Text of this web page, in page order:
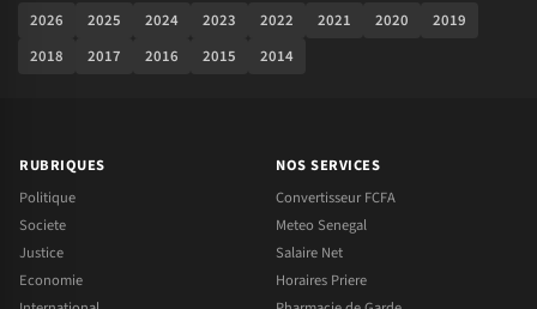
2026 2025 2024 2023 2022 2021 2020
2019
2018
2017 2016 2015 2014
RUBRIQUES
Politique
Societe
Justice
Economie
NOS SERVICES
Convertisseur FCFA
Meteo Senegal
Salaire Net
Horaires Priere